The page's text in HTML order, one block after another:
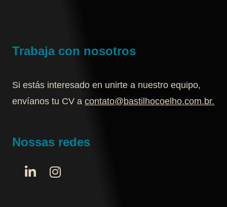
Trabaja con nosotros
Si estás interesado en unirte a nuestro equipo,
envíanos tu CV a contato@bastilhocoelho.com.br.
Nossas redes